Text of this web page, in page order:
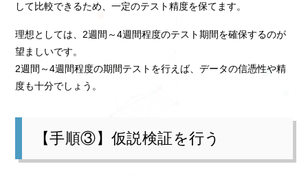
して比較できるため、一定のテスト精度を保てます。
理想としては、2週間～4週間程度のテスト期間を確保するのが
望ましいです。
2週間～4週間程度の期間テストを行えば、データの信憑性や精
度も十分でしょう。
【手順③】仮説検証を行う